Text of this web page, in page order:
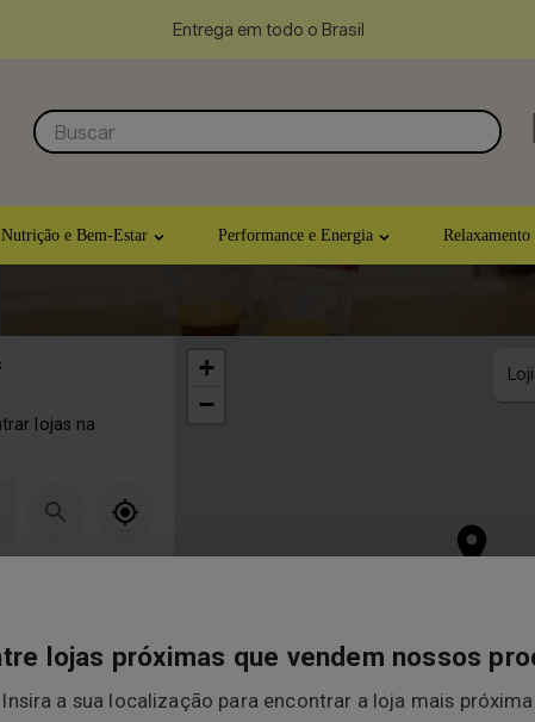
Entrega em todo o Brasil
Buscar
Nutrição e Bem-Estar Performance e Energia Relaxamento